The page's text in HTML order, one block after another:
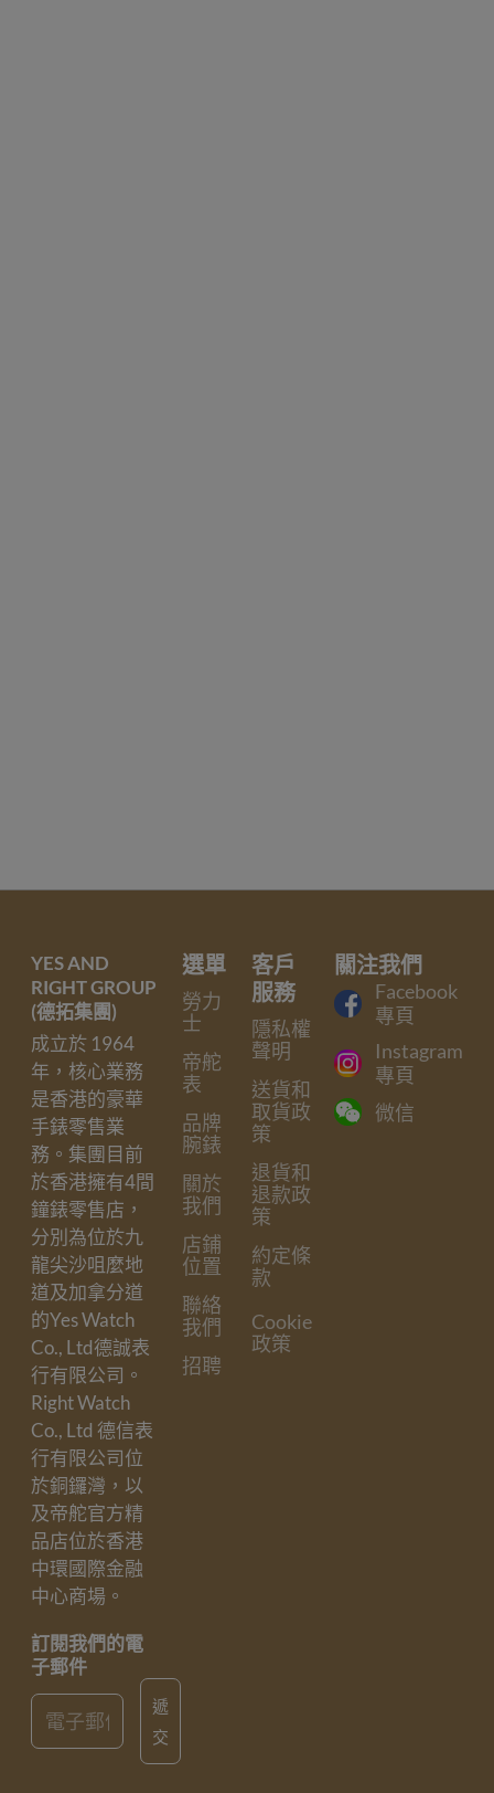
選單
勞力
士
帝舵
表
品牌
腕錶
關於
我們
店鋪
位置
聯絡
我們
招聘
客戶
服務
隱私權
聲明
送貨和
取貨政
策
退貨和
退款政
策
約定條
款
Cookie
政策
關注我們
Facebook
專頁
Instagram
專頁
微信
YES AND
RIGHT GROUP
(德拓集團)
成立於 1964
年，核心業務
是香港的豪華
手錶零售業
務。集團目前
於香港擁有4間
鐘錶零售店，
分別為位於九
龍尖沙咀麼地
道及加拿分道
的Yes Watch
Co., Ltd德誠表
行有限公司。
Right Watch
Co., Ltd 德信表
行有限公司位
於銅鑼灣，以
及帝舵官方精
品店位於香港
中環國際金融
中心商場。
訂閱我們的電
子郵件
Email 遞
交